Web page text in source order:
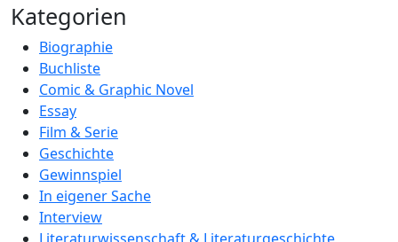
Kategorien
Biographie
Buchliste
Comic & Graphic Novel
Essay
Film & Serie
Geschichte
Gewinnspiel
In eigener Sache
Interview